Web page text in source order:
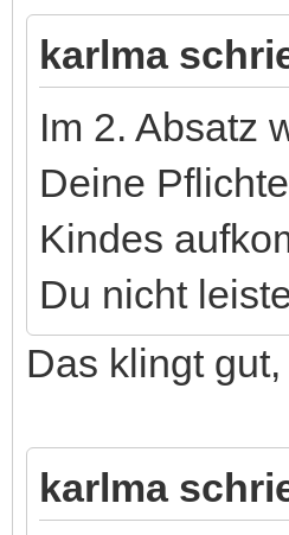
karlma
Im 2. Absatz
Deine
Kindes
Du nicht
Das klingt
karlma